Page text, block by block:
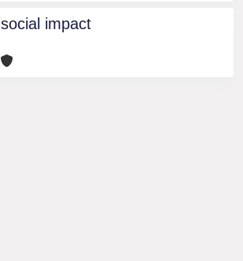
social impact